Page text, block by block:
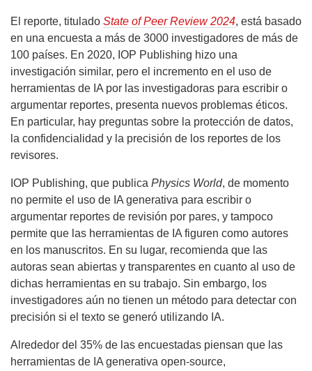
El reporte, titulado State of Peer Review 2024, está basado
en una encuesta a más de 3000 investigadores de más de
100 países. En 2020, IOP Publishing hizo una
investigación similar, pero el incremento en el uso de
herramientas de IA por las investigadoras para escribir o
argumentar reportes, presenta nuevos problemas éticos.
En particular, hay preguntas sobre la protección de datos,
la confidencialidad y la precisión de los reportes de los
revisores.
IOP Publishing, que publica Physics World, de momento
no permite el uso de IA generativa para escribir o
argumentar reportes de revisión por pares, y tampoco
permite que las herramientas de IA figuren como autores
en los manuscritos. En su lugar, recomienda que las
autoras sean abiertas y transparentes en cuanto al uso de
dichas herramientas en su trabajo. Sin embargo, los
investigadores aún no tienen un método para detectar con
precisión si el texto se generó utilizando IA.
Alrededor del 35% de las encuestadas piensan que las
herramientas de IA generativa open-source,